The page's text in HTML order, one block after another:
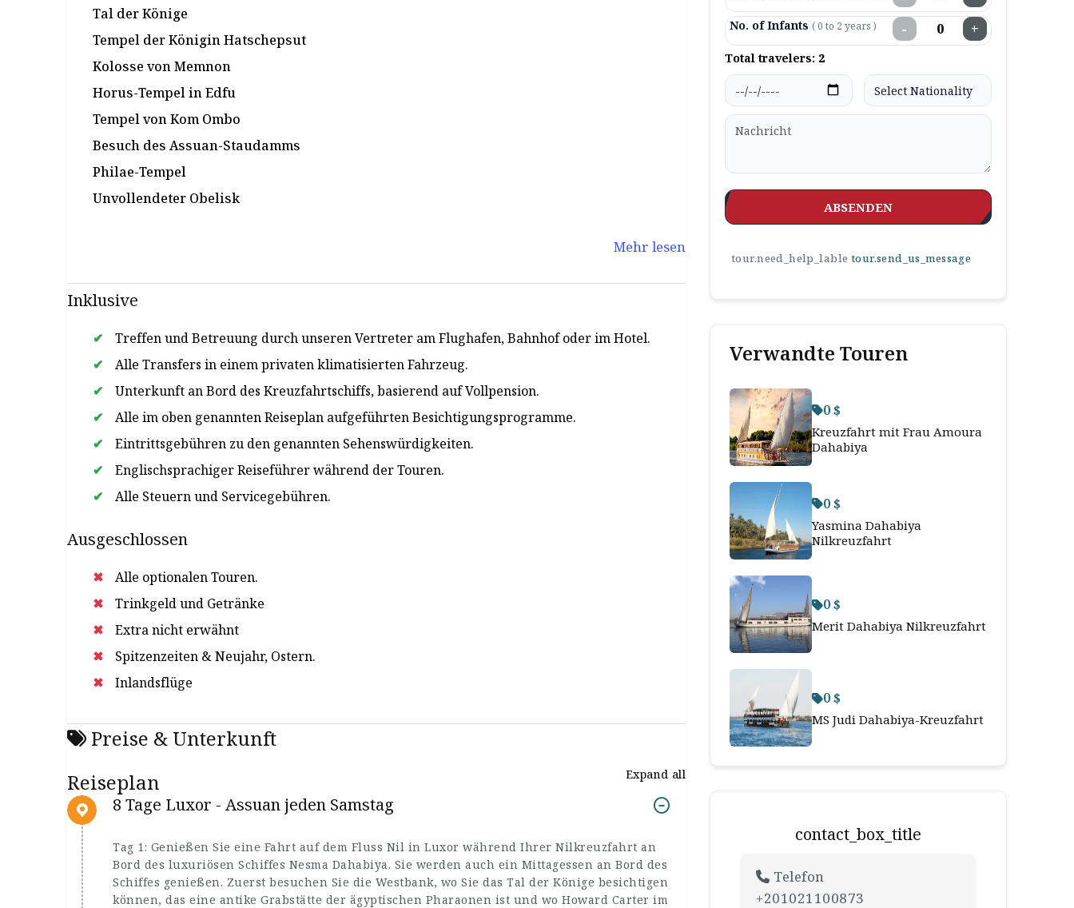
Tal der Könige
Tempel der Königin Hatschepsut
Kolosse von Memnon
Horus-Tempel in Edfu
Tempel von Kom Ombo
Besuch des Assuan-Staudamms
Philae-Tempel
Unvollendeter Obelisk
Mehr lesen
Inklusive
Treffen und Betreuung durch unseren Vertreter am Flughafen, Bahnhof oder im Hotel.
Alle Transfers in einem privaten klimatisierten Fahrzeug.
Unterkunft an Bord des Kreuzfahrtschiffs, basierend auf Vollpension.
Alle im oben genannten Reiseplan aufgeführten Besichtigungsprogramme.
Eintrittsgebühren zu den genannten Sehenswürdigkeiten.
Englischsprachiger Reiseführer während der Touren.
Alle Steuern und Servicegebühren.
Ausgeschlossen
Alle optionalen Touren.
Trinkgeld und Getränke
Extra nicht erwähnt
Spitzenzeiten & Neujahr, Ostern.
Inlandsflüge
Preise & Unterkunft
Reiseplan
Expand all
8 Tage Luxor - Assuan jeden Samstag
Tag 1: Genießen Sie eine Fahrt auf dem Fluss Nil in Luxor während Ihrer Nilkreuzfahrt an
Bord des luxuriösen Schiffes Nesma Dahabiya. Sie werden auch ein Mittagessen an Bord des
Schiffes genießen. Zuerst besuchen Sie die Westbank, wo Sie das Tal der Könige besichtigen
können, das eine antike Grabstätte der ägyptischen Pharaonen ist und wo Howard Carter im
No. of Infants ( 0 to 2 years ) − +
Total travelers: 2
ABSENDEN
tour.need_help_lable tour.send_us_message
Verwandte Touren
0 $
Kreuzfahrt mit Frau Amoura
Dahabiya
0 $
Yasmina Dahabiya
Nilkreuzfahrt
0 $
Merit Dahabiya Nilkreuzfahrt
0 $
MS Judi Dahabiya-Kreuzfahrt
contact_box_title
Telefon
+201021100873